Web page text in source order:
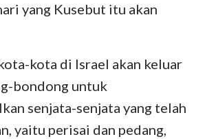
yang Kusebut itu akan
kota di Israel akan keluar
bondong untuk
senjata-senjata yang telah
yaitu perisai dan pedang,